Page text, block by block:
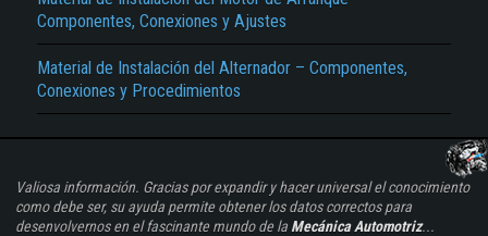
Componentes, Conexiones y Ajustes
Material de Instalación del Alternador – Componentes,
Conexiones y Procedimientos
Valiosa información. Gracias por expandir y hacer universal el conocimiento
como debe ser, su ayuda permite obtener los datos correctos para
desenvolvernos en el fascinante mundo de la Mecánica Automotriz...